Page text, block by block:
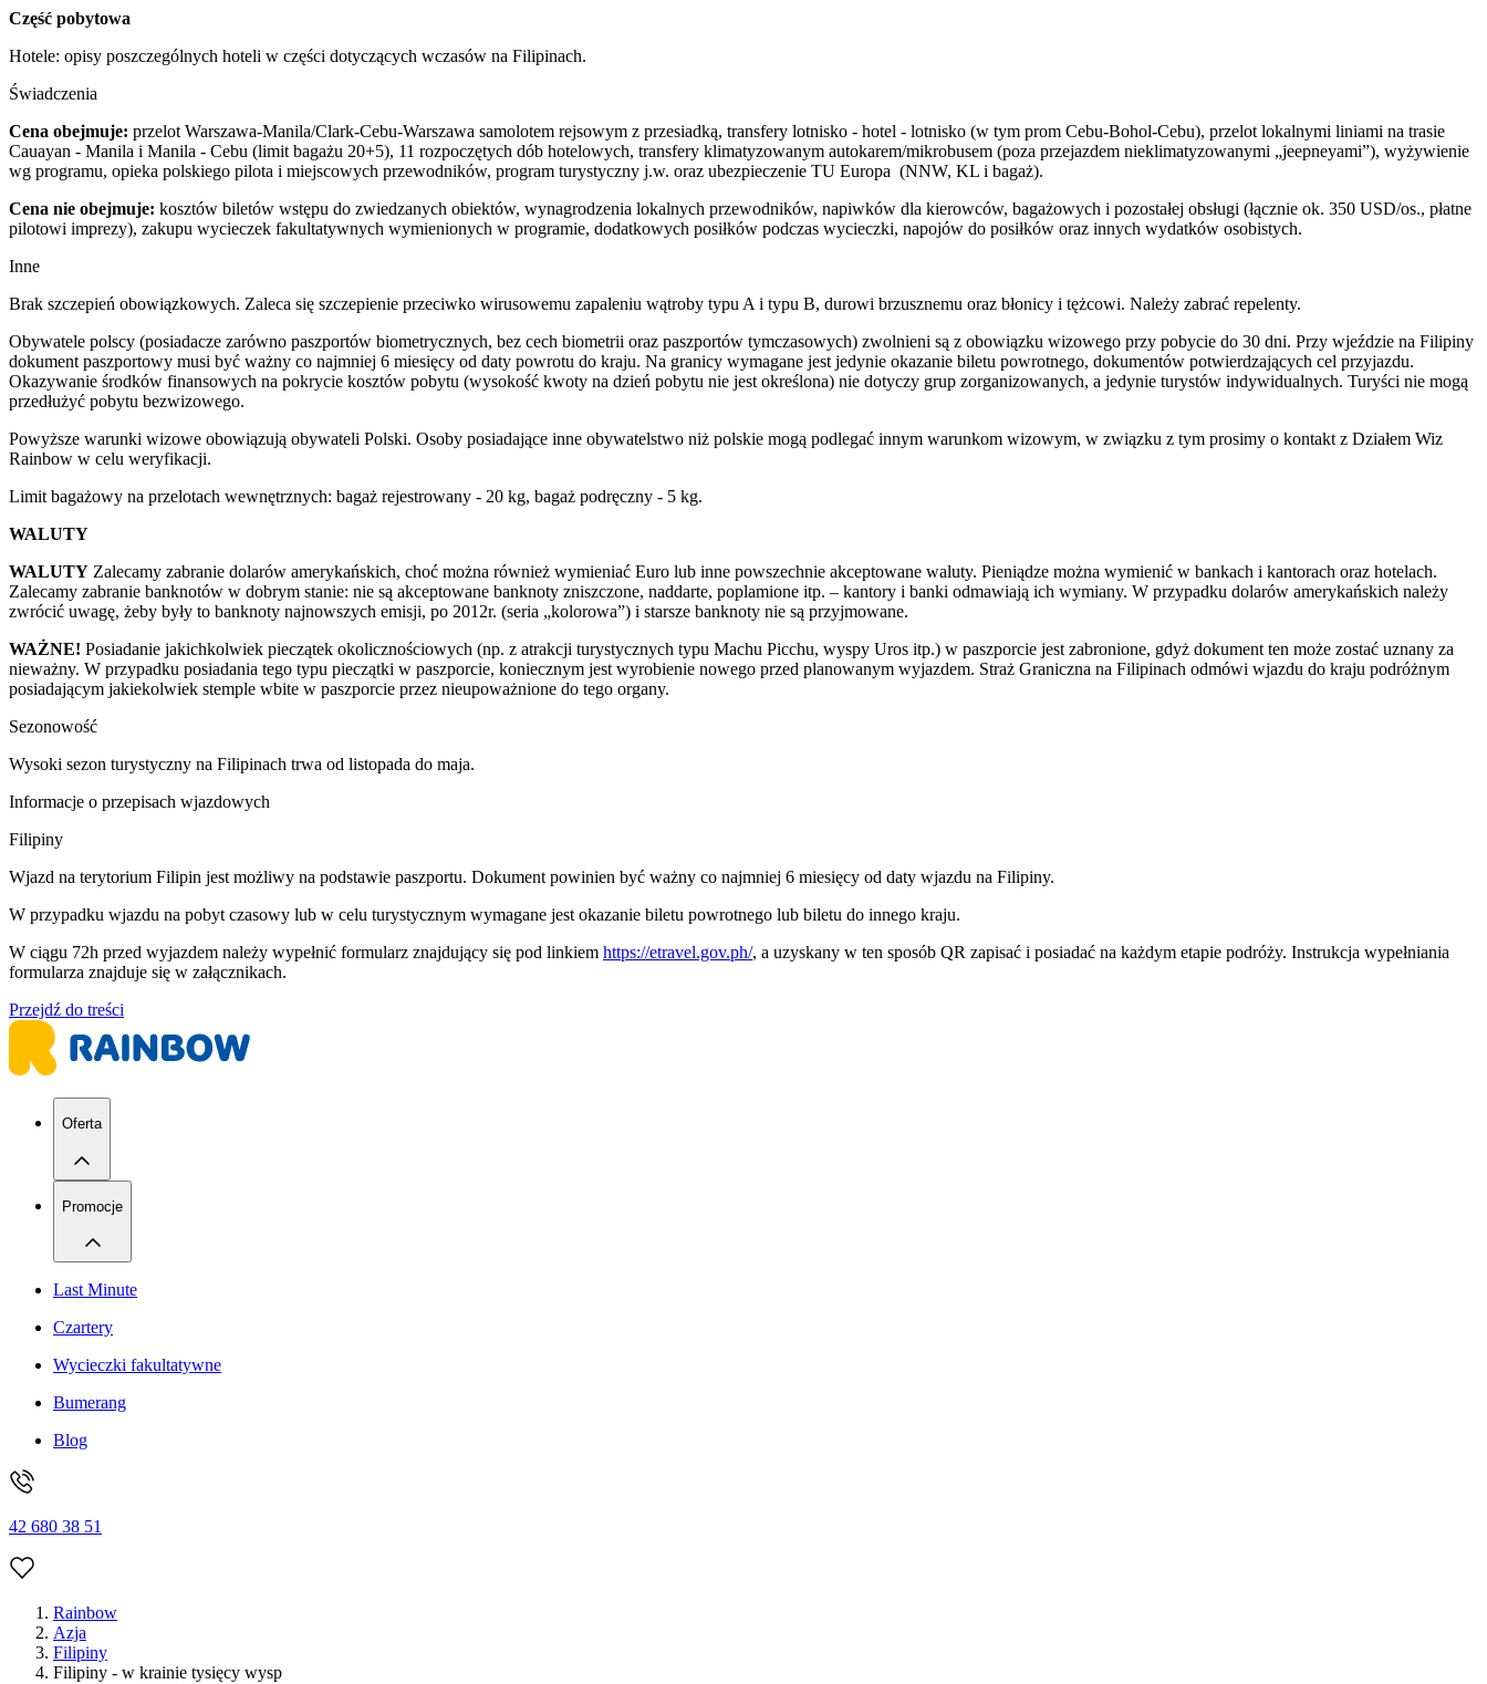
Część pobytowa
Hotele: opisy poszczególnych hoteli w części dotyczących wczasów na Filipinach.
Świadczenia
Cena obejmuje: przelot Warszawa-Manila/Clark-Cebu-Warszawa samolotem rejsowym z przesiadką, transfery lotnisko - hotel - lotnisko (w tym prom Cebu-Bohol-Cebu), przelot lokalnymi liniami na trasie
Cauayan - Manila i Manila - Cebu (limit bagażu 20+5), 11 rozpoczętych dób hotelowych, transfery klimatyzowanym autokarem/mikrobusem (poza przejazdem nieklimatyzowanymi „jeepneyami”), wyżywienie
wg programu, opieka polskiego pilota i miejscowych przewodników, program turystyczny j.w. oraz ubezpieczenie TU Europa (NNW, KL i bagaż).
Cena nie obejmuje: kosztów biletów wstępu do zwiedzanych obiektów, wynagrodzenia lokalnych przewodników, napiwków dla kierowców, bagażowych i pozostałej obsługi (łącznie ok. 350 USD/os., płatne
pilotowi imprezy), zakupu wycieczek fakultatywnych wymienionych w programie, dodatkowych posiłków podczas wycieczki, napojów do posiłków oraz innych wydatków osobistych.
Inne
Brak szczepień obowiązkowych. Zaleca się szczepienie przeciwko wirusowemu zapaleniu wątroby typu A i typu B, durowi brzusznemu oraz błonicy i tężcowi. Należy zabrać repelenty.
Obywatele polscy (posiadacze zarówno paszportów biometrycznych, bez cech biometrii oraz paszportów tymczasowych) zwolnieni są z obowiązku wizowego przy pobycie do 30 dni. Przy wjeździe na Filipiny
dokument paszportowy musi być ważny co najmniej 6 miesięcy od daty powrotu do kraju. Na granicy wymagane jest jedynie okazanie biletu powrotnego, dokumentów potwierdzających cel przyjazdu.
Okazywanie środków finansowych na pokrycie kosztów pobytu (wysokość kwoty na dzień pobytu nie jest określona) nie dotyczy grup zorganizowanych, a jedynie turystów indywidualnych. Turyści nie mogą
przedłużyć pobytu bezwizowego.
Powyższe warunki wizowe obowiązują obywateli Polski. Osoby posiadające inne obywatelstwo niż polskie mogą podlegać innym warunkom wizowym, w związku z tym prosimy o kontakt z Działem Wiz
Rainbow w celu weryfikacji.
Limit bagażowy na przelotach wewnętrznych: bagaż rejestrowany - 20 kg, bagaż podręczny - 5 kg.
WALUTY
WALUTY Zalecamy zabranie dolarów amerykańskich, choć można również wymieniać Euro lub inne powszechnie akceptowane waluty. Pieniądze można wymienić w bankach i kantorach oraz hotelach.
Zalecamy zabranie banknotów w dobrym stanie: nie są akceptowane banknoty zniszczone, naddarte, poplamione itp. – kantory i banki odmawiają ich wymiany. W przypadku dolarów amerykańskich należy
zwrócić uwagę, żeby były to banknoty najnowszych emisji, po 2012r. (seria „kolorowa”) i starsze banknoty nie są przyjmowane.
WAŻNE! Posiadanie jakichkolwiek pieczątek okolicznościowych (np. z atrakcji turystycznych typu Machu Picchu, wyspy Uros itp.) w paszporcie jest zabronione, gdyż dokument ten może zostać uznany za
nieważny. W przypadku posiadania tego typu pieczątki w paszporcie, koniecznym jest wyrobienie nowego przed planowanym wyjazdem. Straż Graniczna na Filipinach odmówi wjazdu do kraju podróżnym
posiadającym jakiekolwiek stemple wbite w paszporcie przez nieupoważnione do tego organy.
Sezonowość
Wysoki sezon turystyczny na Filipinach trwa od listopada do maja.
Informacje o przepisach wjazdowych
Filipiny
Wjazd na terytorium Filipin jest możliwy na podstawie paszportu. Dokument powinien być ważny co najmniej 6 miesięcy od daty wjazdu na Filipiny.
W przypadku wjazdu na pobyt czasowy lub w celu turystycznym wymagane jest okazanie biletu powrotnego lub biletu do innego kraju.
W ciągu 72h przed wyjazdem należy wypełnić formularz znajdujący się pod linkiem https://etravel.gov.ph/, a uzyskany w ten sposób QR zapisać i posiadać na każdym etapie podróży. Instrukcja wypełniania
formularza znajduje się w załącznikach.
Przejdź do treści
Oferta
Promocje
Last Minute
Czartery
Wycieczki fakultatywne
Bumerang
Blog
42 680 38 51
Rainbow
Azja
Filipiny
Filipiny - w krainie tysięcy wysp